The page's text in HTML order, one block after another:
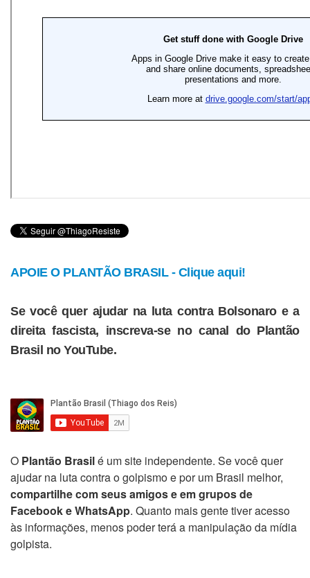
APOIE O PLANTÃO BRASIL - Clique aqui!
Se você quer ajudar na luta contra Bolsonaro e a
direita fascista, inscreva-se no canal do Plantão
Brasil no YouTube.
O Plantão Brasilé um site independente. Se você quer
ajudar na luta contra o golpismo e por um Brasil melhor,
compartilhe com seus amigos e em grupos de
Facebook e WhatsApp. Quanto mais gente tiver acesso
às informações, menos poder terá a manipulação da mídia
golpista.